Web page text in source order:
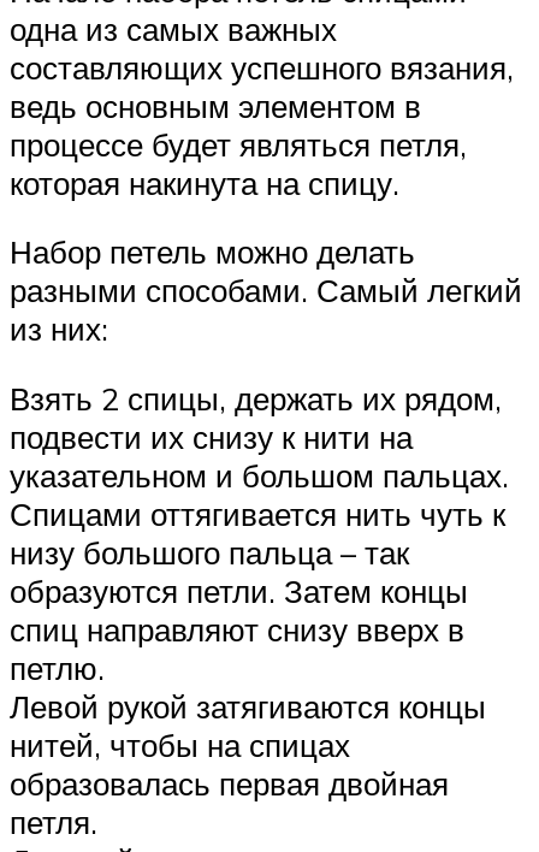
одна из самых важных
составляющих успешного вязания,
ведь основным элементом в
процессе будет являться петля,
которая накинута на спицу.
Набор петель можно делать
разными способами. Самый легкий
из них:
Взять 2 спицы, держать их рядом,
подвести их снизу к нити на
указательном и большом пальцах.
Спицами оттягивается нить чуть к
низу большого пальца – так
образуются петли. Затем концы
спиц направляют снизу вверх в
петлю.
Левой рукой затягиваются концы
нитей, чтобы на спицах
образовалась первая двойная
петля.